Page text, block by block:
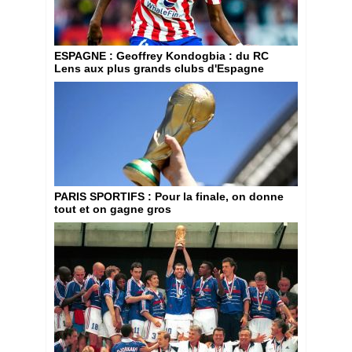
ESPAGNE : Geoffrey Kondogbia : du RC
Lens aux plus grands clubs d'Espagne
PARIS SPORTIFS : Pour la finale, on donne
tout et on gagne gros